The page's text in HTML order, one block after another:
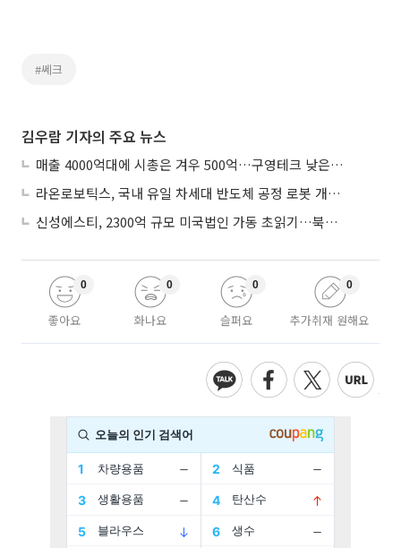
#쎄크
김우람 기자의 주요 뉴스
매출 4000억대에 시총은 겨우 500억…구영테크 낮은 몸값에 저가 승계 마무리
라온로보틱스, 국내 유일 차세대 반도체 공정 로봇 개발 ‘고객사 테스트 진행’
신성에스티, 2300억 규모 미국법인 가동 초읽기…북미 ESS 공략 본격화
좋아요
0
화나요
0
슬퍼요
0
추가취재 원해요
0